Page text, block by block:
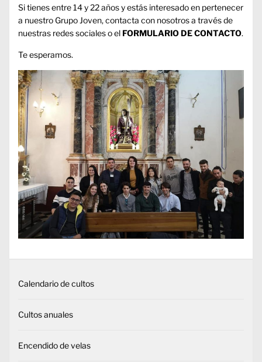
Si tienes entre 14 y 22 años y estás interesado en pertenecer
a nuestro Grupo Joven, contacta con nosotros a través de
nuestras redes sociales o el FORMULARIO DE CONTACTO.
Te esperamos.
Calendario de cultos
Cultos anuales
Encendido de velas